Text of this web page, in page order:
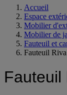
Accueil
Espace
Mobilier
Mobilier de
Fauteuil et
Fauteuil